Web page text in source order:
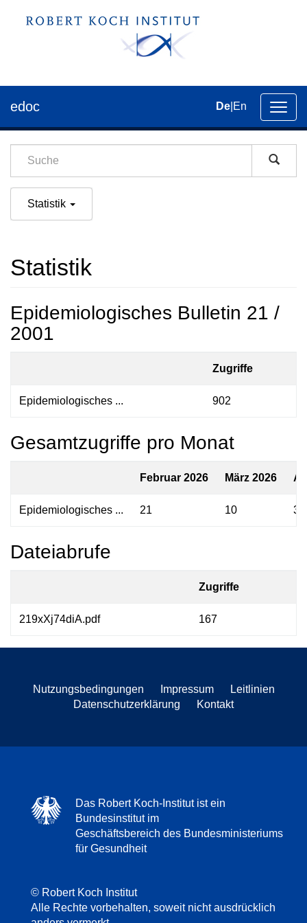
der
edoc De En
Statistik
Statistik
Epidemiologisches Bulletin 21 /
2001
Zugriffe
Epidemiologisches ... 902
Gesamtzugriffe pro Monat
Februar 2026 März 2026
Epidemiologisches ... 21 10 35
Dateiabrufe
Zugriffe
219xXj74diA.pdf 167
Nutzungsbedingungen Impressum
Leitlinien
Datenschutzerklärung
Kontakt
Das Robert Koch-Institut ist ein
Bundesinstitut im
Geschäftsbereich des Bundesministeriums
für Gesundheit
© Robert Koch Institut
Alle Rechte vorbehalten, soweit nicht ausdrücklich